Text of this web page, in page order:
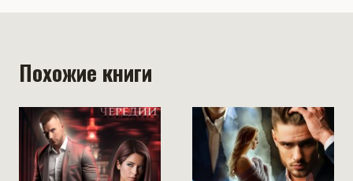
Похожие книги